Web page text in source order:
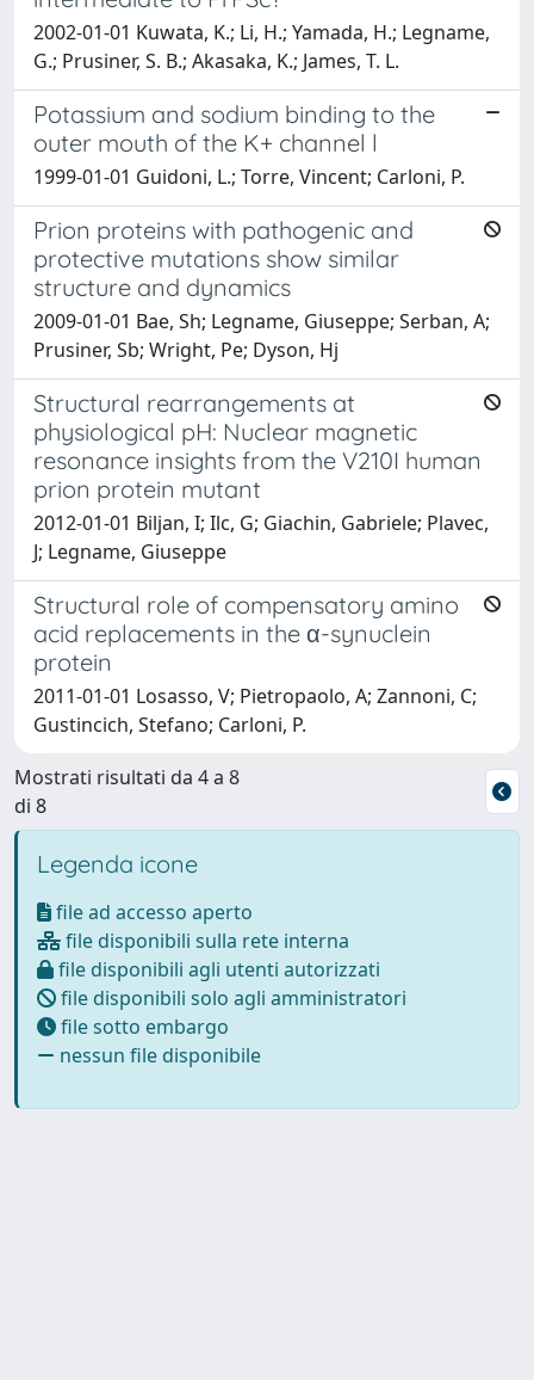
2002-01-01 Kuwata, K.; Li, H.; Yamada, H.; Legname,
G.; Prusiner, S. B.; Akasaka, K.; James, T. L.
Potassium and sodium binding to the
outer mouth of the K+ channel l
1999-01-01 Guidoni, L.; Torre, Vincent; Carloni, P.
Prion proteins with pathogenic and
protective mutations show similar
structure and dynamics
2009-01-01 Bae, Sh; Legname, Giuseppe; Serban, A;
Prusiner, Sb; Wright, Pe; Dyson, Hj
Structural rearrangements at
physiological pH: Nuclear magnetic
resonance insights from the V210I human
prion protein mutant
2012-01-01 Biljan, I; Ilc, G; Giachin, Gabriele; Plavec,
J; Legname, Giuseppe
Structural role of compensatory amino
acid replacements in the α-synuclein
protein
2011-01-01 Losasso, V; Pietropaolo, A; Zannoni, C;
Gustincich, Stefano; Carloni, P.
Mostrati risultati da 4 a 8
di 8
Legenda icone
file ad accesso aperto
file disponibili sulla rete interna
file disponibili agli utenti autorizzati
file disponibili solo agli amministratori
file sotto embargo
nessun file disponibile